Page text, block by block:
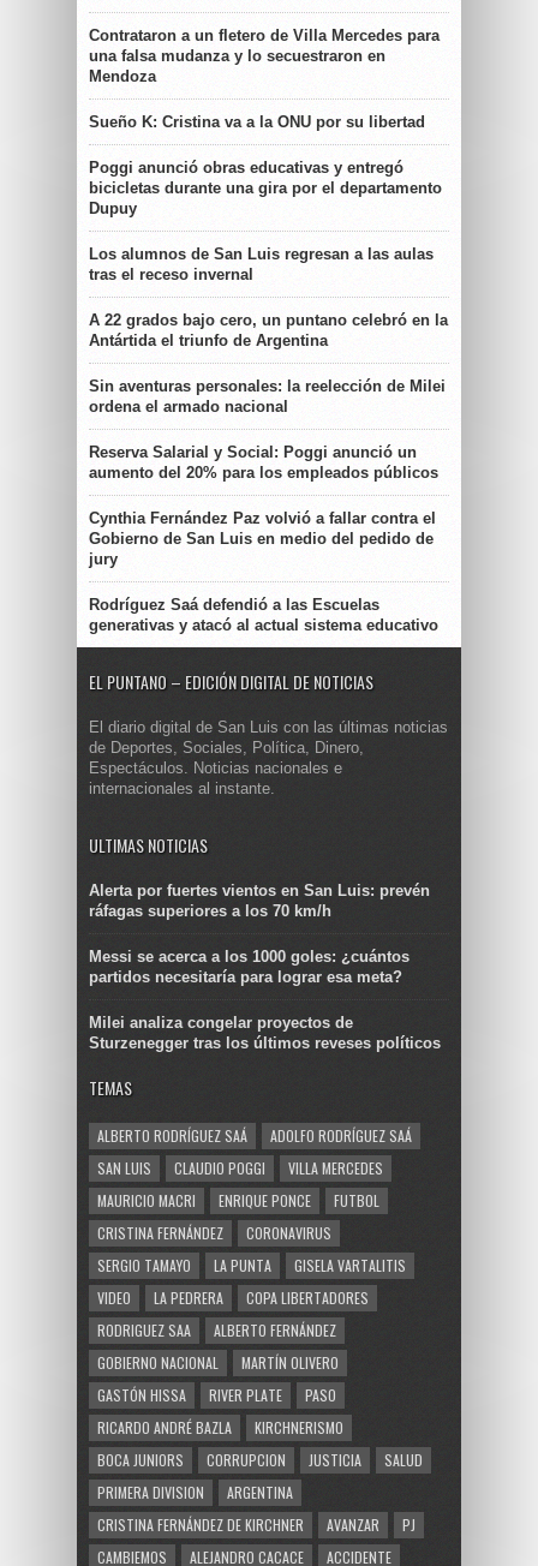
Contrataron a un fletero de Villa Mercedes para
una falsa mudanza y lo secuestraron en
Mendoza
Sueño K: Cristina va a la ONU por su libertad
Poggi anunció obras educativas y entregó
bicicletas durante una gira por el departamento
Dupuy
Los alumnos de San Luis regresan a las aulas
tras el receso invernal
A 22 grados bajo cero, un puntano celebró en la
Antártida el triunfo de Argentina
Sin aventuras personales: la reelección de Milei
ordena el armado nacional
Reserva Salarial y Social: Poggi anunció un
aumento del 20% para los empleados públicos
Cynthia Fernández Paz volvió a fallar contra el
Gobierno de San Luis en medio del pedido de
jury
Rodríguez Saá defendió a las Escuelas
generativas y atacó al actual sistema educativo
EL PUNTANO – EDICIÓN DIGITAL DE NOTICIAS
El diario digital de San Luis con las últimas noticias
de Deportes, Sociales, Política, Dinero,
Espectáculos. Noticias nacionales e
internacionales al instante.
ULTIMAS NOTICIAS
Alerta por fuertes vientos en San Luis: prevén
ráfagas superiores a los 70 km/h
Messi se acerca a los 1000 goles: ¿cuántos
partidos necesitaría para lograr esa meta?
Milei analiza congelar proyectos de
Sturzenegger tras los últimos reveses políticos
TEMAS
ALBERTO RODRÍGUEZ SAÁ
ADOLFO RODRÍGUEZ SAÁ
SAN LUIS
CLAUDIO POGGI
VILLA MERCEDES
MAURICIO MACRI
ENRIQUE PONCE
FUTBOL
CRISTINA FERNÁNDEZ
CORONAVIRUS
SERGIO TAMAYO
LA PUNTA
GISELA VARTALITIS
VIDEO
LA PEDRERA
COPA LIBERTADORES
RODRIGUEZ SAA
ALBERTO FERNÁNDEZ
GOBIERNO NACIONAL
MARTÍN OLIVERO
GASTÓN HISSA
RIVER PLATE
PASO
RICARDO ANDRÉ BAZLA
KIRCHNERISMO
BOCA JUNIORS
CORRUPCION JUSTICIA
SALUD
PRIMERA DIVISION
ARGENTINA
CRISTINA FERNÁNDEZ DE KIRCHNER
AVANZAR
PJ
CAMBIEMOS
ALEJANDRO CACACE ACCIDENTE